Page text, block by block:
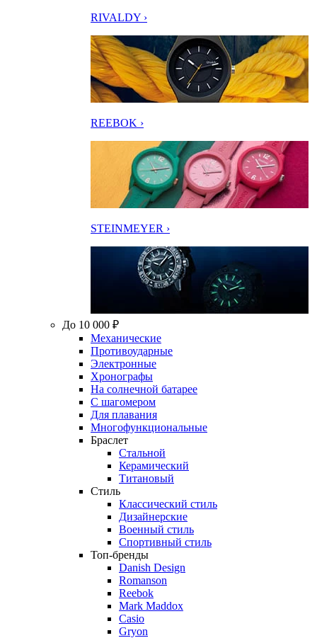
RIVALDY ›
REEBOK ›
STEINMEYER ›
До 10 000 ₽
Механические
Противоударные
Электронные
Хронографы
На солнечной батарее
С шагомером
Для плавания
Многофункциональные
Браслет
Стальной
Керамический
Титановый
Стиль
Классический стиль
Дизайнерские
Военный стиль
Спортивный стиль
Топ-бренды
Danish Design
Romanson
Reebok
Mark Maddox
Casio
Gryon